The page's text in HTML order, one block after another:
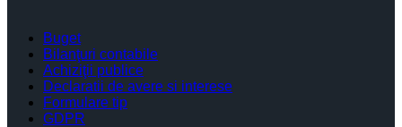
Buget
Bilanţuri contabile
Achiziţii publice
Declaratii de avere si interese
Formulare tip
GDPR